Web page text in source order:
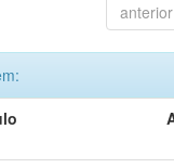
anterior